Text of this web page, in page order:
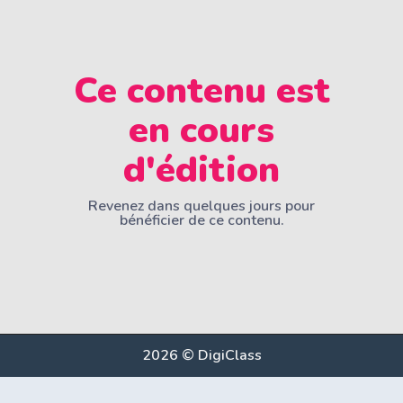
Ce contenu est
en cours
d'édition
Revenez dans quelques jours pour
bénéficier de ce contenu.
2026 © DigiClass